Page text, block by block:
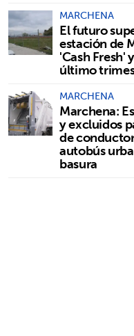
MARCHENA
El futuro
estación de
'Cash Fresh'
último
MARCHENA
Marchena:
y excluidos
de
autobús
basura